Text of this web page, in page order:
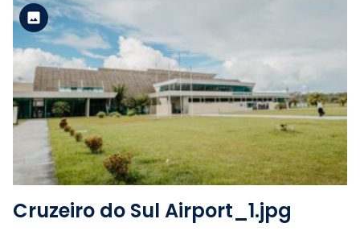
Voir le fichier
Version standard
Cruzeiro do Sul Airport_1.jpg